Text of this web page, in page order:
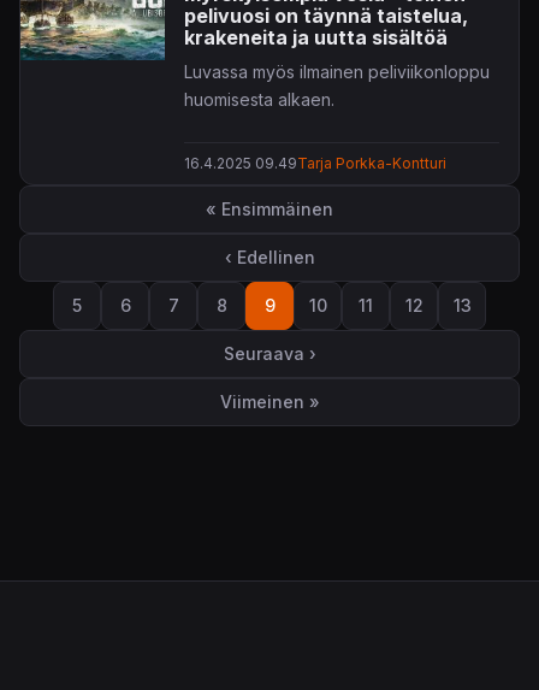
pelivuosi on täynnä taistelua,
krakeneita ja uutta sisältöä
Luvassa myös ilmainen peliviikonloppu
huomisesta alkaen.
16.4.2025 09.49Tarja Porkka-Kontturi
Sivutus
Ensimmäinen sivu
« Ensimmäinen
Edellinen sivu
‹ Edellinen
Sivu
5
Sivu
6
Sivu
7
Sivu
8
Sivu
9
Sivu
10
Sivu
11
Sivu
12
Sivu
13
Seuraava sivu
Seuraava ›
Viimeinen sivu
Viimeinen »